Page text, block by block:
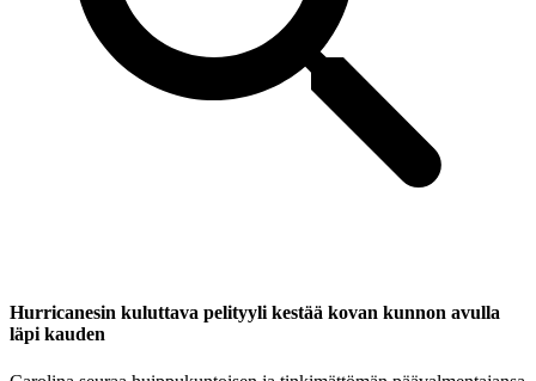
Hurricanesin kuluttava pelityyli kestää kovan kunnon avulla
läpi kauden